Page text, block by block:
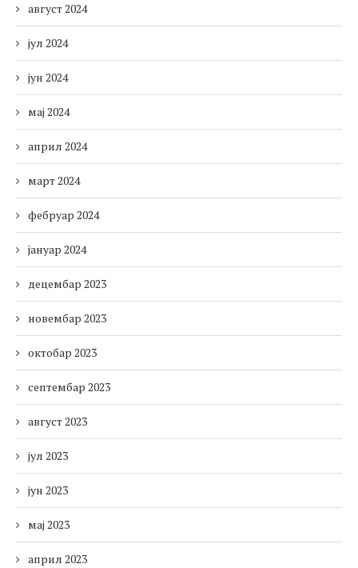
август 2024
јул 2024
јун 2024
мај 2024
април 2024
март 2024
фебруар 2024
јануар 2024
децембар 2023
новембар 2023
октобар 2023
септембар 2023
август 2023
јул 2023
јун 2023
мај 2023
април 2023